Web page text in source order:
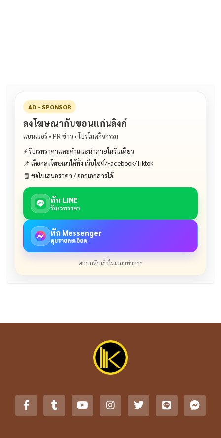
AD • SPONSOR
ลงโฆษณากับขอนแก่นลิงก์
แบนเนอร์ • PR ข่าว • โปรโมตกิจกรรม
⚡ รับเรทราคาและคำแนะนำภายในวันเดียว
📌 เลือกลงโฆษณาได้ทั้ง เว็บไซต์/Facebook/Tiktok
🧾 ขอใบเสนอราคา / ออกเอกสารได้
ทัก LINE
รับเรทราคา
ทัก Messenger
คุยรายละเอียด
ตอบกลับเร็วในเวลาทำการ